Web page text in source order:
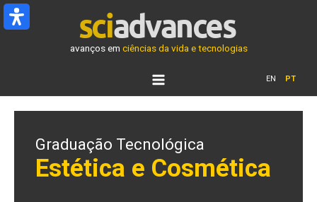
Ir
para
avanços em ciências da vida e tecnologias
EN PT
Graduação Tecnológica
Estética e Cosmética